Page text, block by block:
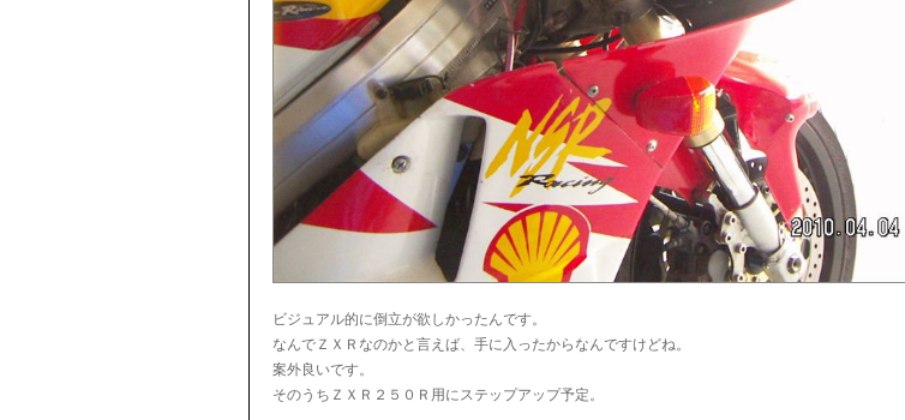
ビジュアル的に倒立が欲しかったんです。
なんでＺＸＲなのかと言えば、手に入ったからなんですけどね。
案外良いです。
そのうちＺＸＲ２５０Ｒ用にステップアップ予定。